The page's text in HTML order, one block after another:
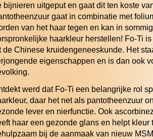
bijnieren uitgeput en gaat dit ten koste
gaat in combinatie met
van het haar tegen en kan in
haarkleur herstellen! Fo-Ti
de Chinese kruidengeneeskunde. Het
eigenschappen en is dan ook
werd dat Fo-Ti een belangrijke rol
daar het net als pantotheenzuur
lever en nierfunctie. Ook
haar een gezonde glans en helpt
bij de aanmaak van nieuw